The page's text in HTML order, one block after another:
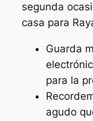
segunda
casa para
Guarda
para la
agudo